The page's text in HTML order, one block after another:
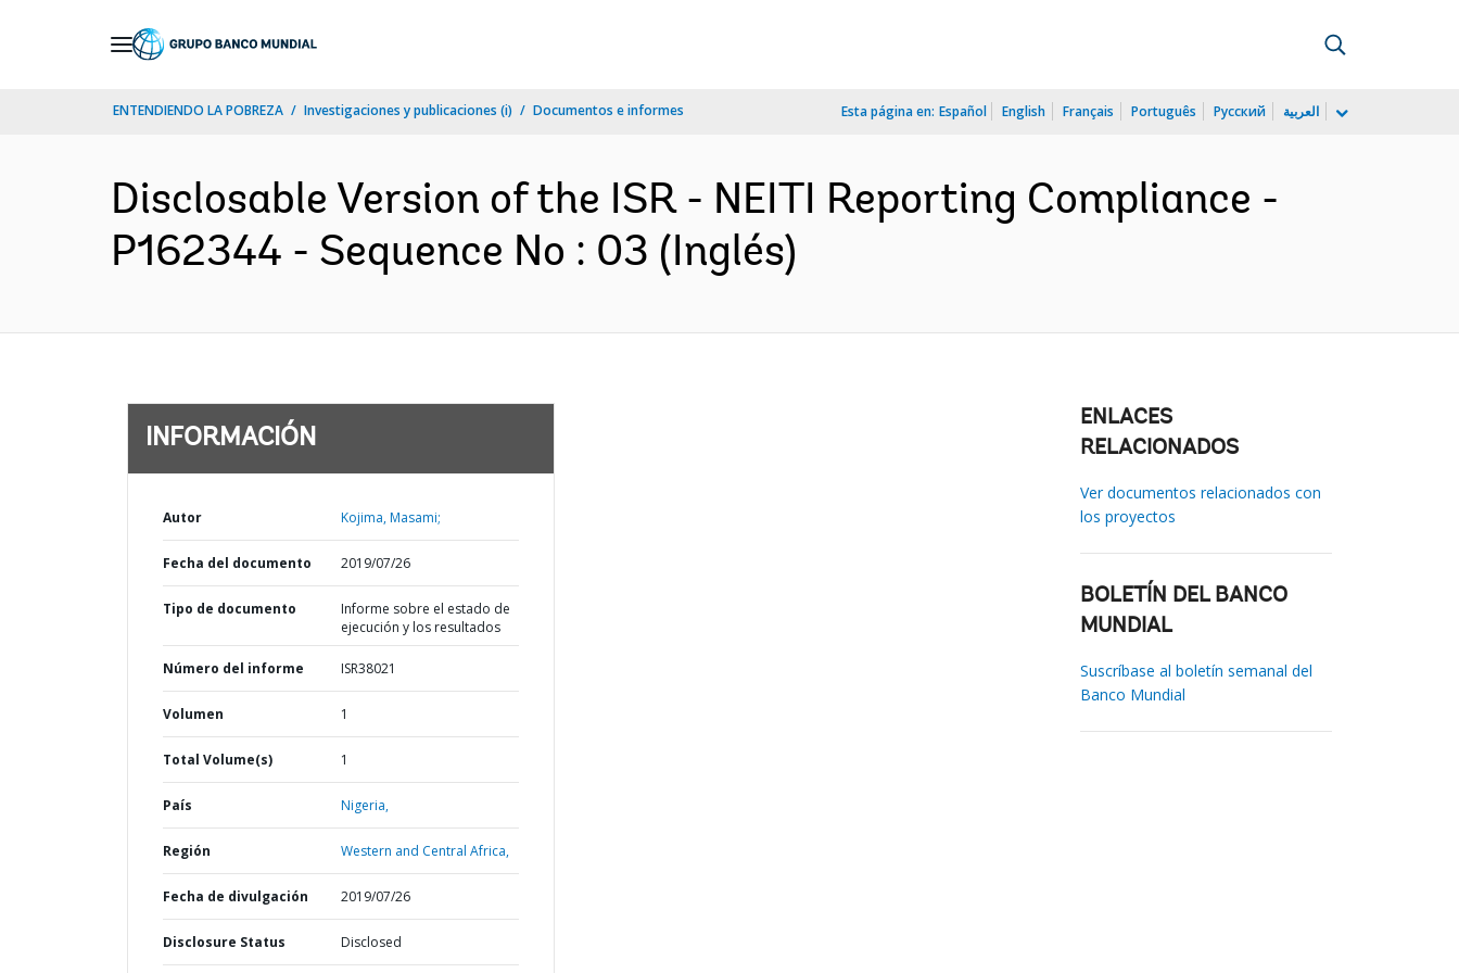
ENTENDIENDO LA POBREZA Investigaciones y publicaciones (i) Documentos e informes Esta página en: Español English Français Português Русский العربية
Disclosable Version of the ISR - NEITI Reporting Compliance -
P162344 - Sequence No : 03 (Inglés)
INFORMACIÓN
Autor Kojima, Masami;
Fecha del documento 2019/07/26
Tipo de documento
Informe sobre el estado de
ejecución y los resultados
Número del informe ISR38021
Volumen 1
Total Volume(s) 1
País Nigeria,
Región Western and Central Africa,
Fecha de divulgación 2019/07/26
Disclosure Status Disclosed
ENLACES
RELACIONADOS
Ver documentos relacionados con
los proyectos
BOLETÍN DEL BANCO
MUNDIAL
Suscríbase al boletín semanal del
Banco Mundial